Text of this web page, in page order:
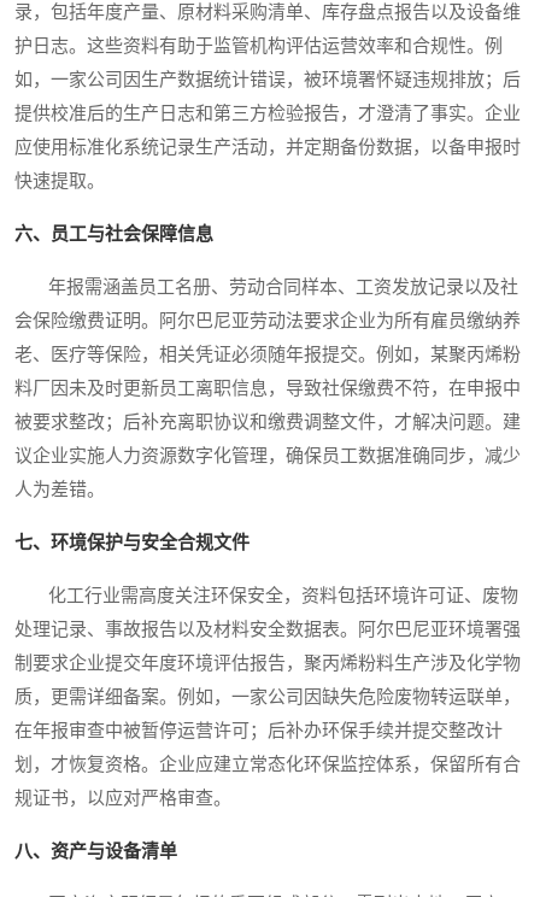
录，包括年度产量、原材料采购清单、库存盘点报告以及设备维
护日志。这些资料有助于监管机构评估运营效率和合规性。例
如，一家公司因生产数据统计错误，被环境署怀疑违规排放；后
提供校准后的生产日志和第三方检验报告，才澄清了事实。企业
应使用标准化系统记录生产活动，并定期备份数据，以备申报时
快速提取。
六、员工与社会保障信息
年报需涵盖员工名册、劳动合同样本、工资发放记录以及社
会保险缴费证明。阿尔巴尼亚劳动法要求企业为所有雇员缴纳养
老、医疗等保险，相关凭证必须随年报提交。例如，某聚丙烯粉
料厂因未及时更新员工离职信息，导致社保缴费不符，在申报中
被要求整改；后补充离职协议和缴费调整文件，才解决问题。建
议企业实施人力资源数字化管理，确保员工数据准确同步，减少
人为差错。
七、环境保护与安全合规文件
化工行业需高度关注环保安全，资料包括环境许可证、废物
处理记录、事故报告以及材料安全数据表。阿尔巴尼亚环境署强
制要求企业提交年度环境评估报告，聚丙烯粉料生产涉及化学物
质，更需详细备案。例如，一家公司因缺失危险废物转运联单，
在年报审查中被暂停运营许可；后补办环保手续并提交整改计
划，才恢复资格。企业应建立常态化环保监控体系，保留所有合
规证书，以应对严格审查。
八、资产与设备清单